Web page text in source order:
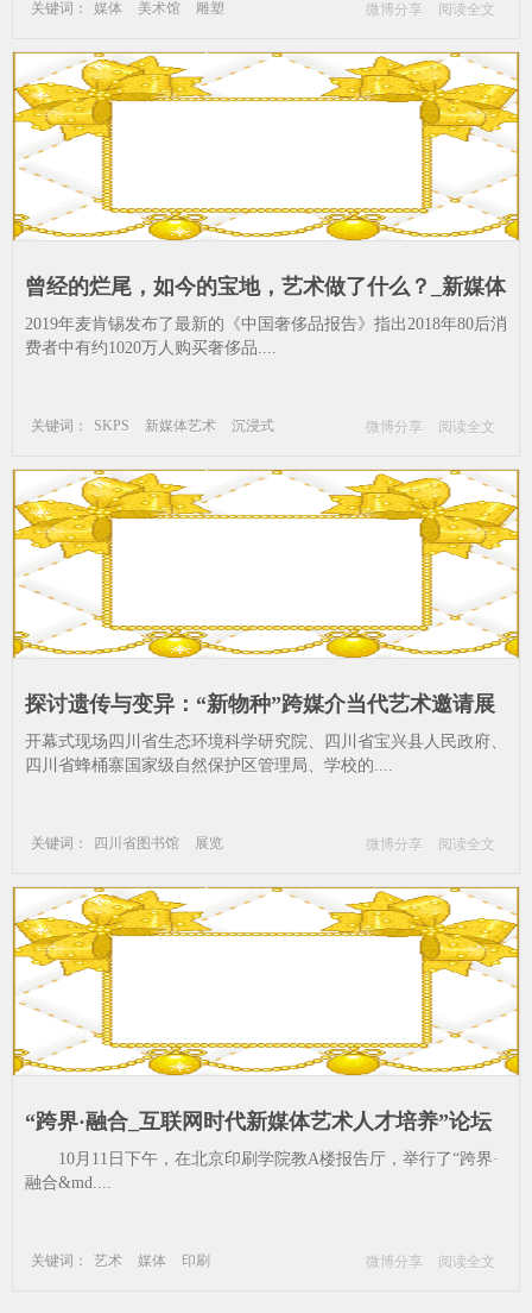
关键词： 媒体 美术馆
雕塑
微博分享 阅读全文
曾经的烂尾，如今的宝地，艺术做了什么？_新媒体
艺术-沉浸式-网红展--沉浸-商场-人类
2019年麦肯锡发布了最新的《中国奢侈品报告》指出2018年80后消
费者中有约1020万人购买奢侈品....
关键词： SKPS 新媒体艺术
沉浸式
微博分享 阅读全文
探讨遗传与变异：“新物种”跨媒介当代艺术邀请展
第三季亮相四川省图书馆_展览-新媒体艺术-音乐学
院-生态环境-新物种-参展
开幕式现场四川省生态环境科学研究院、四川省宝兴县人民政府、
四川省蜂桶寨国家级自然保护区管理局、学校的....
关键词： 四川省图书馆
展览
新物种
参展
微博分享 阅读全文
“跨界·融合_互联网时代新媒体艺术人才培养”论坛
于北京印刷学院顺利召开_新媒体艺术-艺术-媒体-印
刷
10月11日下午，在北京印刷学院教A楼报告厅，举行了“跨界·
融合&md....
关键词： 艺术 媒体
印刷
微博分享 阅读全文